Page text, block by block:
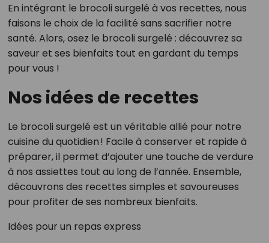
En intégrant le brocoli surgelé à vos recettes, nous
faisons le choix de la facilité sans sacrifier notre
santé. Alors, osez le brocoli surgelé : découvrez sa
saveur et ses bienfaits tout en gardant du temps
pour vous !
Nos idées de recettes
Le brocoli surgelé est un véritable allié pour notre
cuisine du quotidien ! Facile à conserver et rapide à
préparer, il permet d’ajouter une touche de verdure
à nos assiettes tout au long de l’année. Ensemble,
découvrons des recettes simples et savoureuses
pour profiter de ses nombreux bienfaits.
Idées pour un repas express